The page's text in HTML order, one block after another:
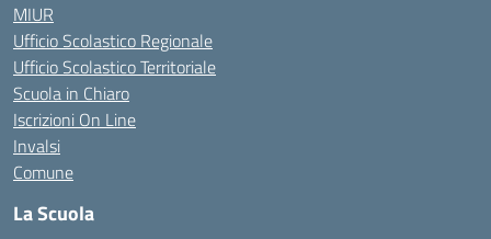
MIUR
Ufficio Scolastico Regionale
Ufficio Scolastico Territoriale
Scuola in Chiaro
Iscrizioni On Line
Invalsi
Comune
La Scuola